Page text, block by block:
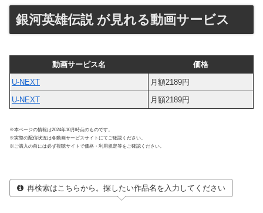
銀河英雄伝説 が見れる動画サービス
動画サービス名
価格
U-NEXT
月額2189円
U-NEXT
月額2189円
※本ページの情報は2024年10月時点のものです。
※実際の配信状況は各動画サービスサイトにてご確認ください。
※ご購入の前には必ず視聴サイトで価格・利用規定等をご確認ください。
再検索はこちらから。探したい作品名を入力してください